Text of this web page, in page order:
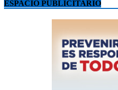
ESPACIO PUBLICITARIO